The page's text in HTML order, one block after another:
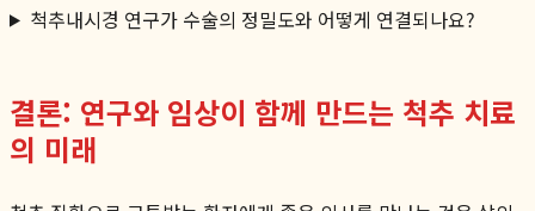
척추내시경 연구가 수술의 정밀도와 어떻게 연결되나요?
결론: 연구와 임상이 함께 만드는 척추 치료
의 미래